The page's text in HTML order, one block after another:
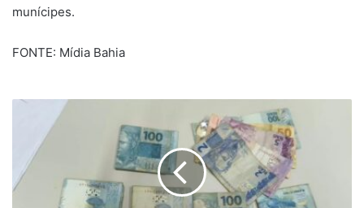
munícipes.
FONTE: Mídia Bahia
armado
em
Muniz